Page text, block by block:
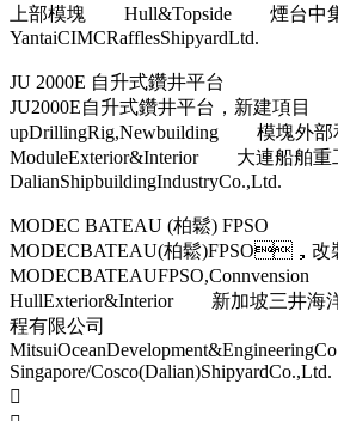
上部模塊 Hull&Topside 煙台中
YantaiCIMCRafflesShipyardLtd.
JU 2000E 自升式鑽井平台
JU2000E自升式鑽井平台，新建項
upDrillingRig,Newbuilding 模塊外
ModuleExterior&Interior 大連船舶
DalianShipbuildingIndustryCo.,Ltd.
MODEC BATEAU (柏鬆) FPSO
MODECBATEAU(柏鬆)FPSO，
HullExterior&Interior 新加坡三井海
程有限公司
Singapore/Cosco(Dalian)ShipyardCo.,Ltd.
